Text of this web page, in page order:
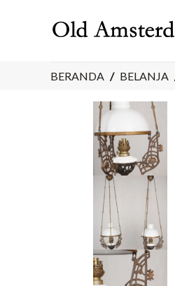
BERANDA / BELANJA